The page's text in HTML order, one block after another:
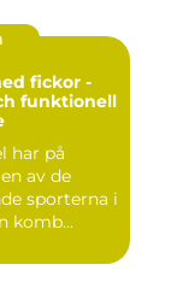
fickor -
funktionell
har på
av de
sporterna i
komb...